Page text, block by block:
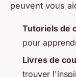
peuvent vous
Tutoriels de
pour
Livres de
trouver